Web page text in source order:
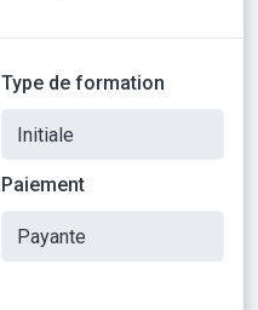
Type de formation
Paiement